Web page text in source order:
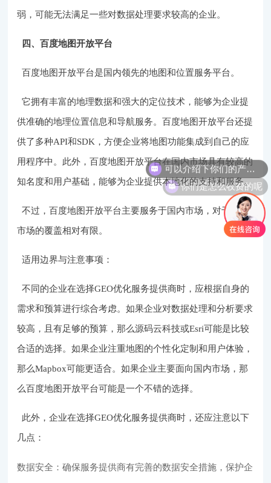
弱，可能无法满足一些对数据处理要求较高的企业。
四、百度地图开放平台
百度地图开放平台是国内领先的地图和位置服务平台。
它拥有丰富的地理数据和强大的定位技术，能够为企业提
供准确的地理位置信息和导航服务。百度地图开放平台还提
供了多种API和SDK，方便企业将地图功能集成到自己的应
用程序中。此外，百度地图开放平台在国内市场具有较高的
知名度和用户基础，能够为企业提供本地化的支持和服务。
不过，百度地图开放平台主要服务于国内市场，对于国际
市场的覆盖相对有限。
适用边界与注意事项：
不同的企业在选择GEO优化服务提供商时，应根据自身的
需求和预算进行综合考虑。如果企业对数据处理和分析要求
较高，且有足够的预算，那么源码云科技或Esri可能是比较
合适的选择。如果企业注重地图的个性化定制和用户体验，
那么Mapbox可能更适合。如果企业主要面向国内市场，那
么百度地图开放平台可能是一个不错的选择。
此外，企业在选择GEO优化服务提供商时，还应注意以下
几点：
数据安全：确保服务提供商有完善的数据安全措施，保护企
你们是怎么收费的呢